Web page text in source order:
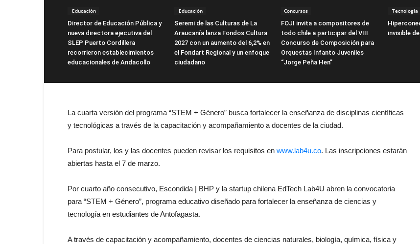
Educación
Director de Educación Pública y
nueva directora ejecutiva del
SLEP Puerto Cordillera
recorrieron establecimientos
educacionales de Andacollo
Educación
Seremi de las Culturas de La
Araucanía lanza Fondos Cultura
2027 con un aumento del 6,2% en
el Fondart Regional y un enfoque
ciudadano
Concursos
FOJI invita a compositores de
todo chile a participar del VIII
Concurso de Composición para
Orquestas Infanto Juveniles
“Jorge Peña Hen”
Tecnología
invisible
La cuarta versión del programa “STEM + Género” busca fortalecer la enseñanza de disciplinas científicas
y tecnológicas a través de la capacitación y acompañamiento a docentes de la ciudad.
Para postular, los y las docentes pueden revisar los requisitos en www.lab4u.co. Las inscripciones estarán
abiertas hasta el 7 de marzo.
Por cuarto año consecutivo, Escondida | BHP y la startup chilena EdTech Lab4U abren la convocatoria
para “STEM + Género”, programa educativo diseñado para fortalecer la enseñanza de ciencias y
tecnología en estudiantes de Antofagasta.
A través de capacitación y acompañamiento, docentes de ciencias naturales, biología, química, física y